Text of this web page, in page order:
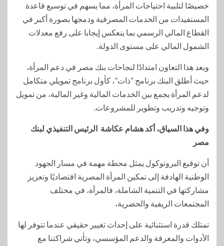
خصيصًا لتلبية احتياجات المرأة، مما يسهم في توسيع قاعدة
المستفيدات من الخدمات المصرفية ودمجها بصورة أكبر في
القطاع المالي الرسمي بما ينعكس إيجابا على رفع معدلات
الشمول المالي على مستوى الدولة.
ويعد هذا التعاون امتدادًا لنجاحات بنك مصر في دعم المرأة،
حيث أطلق البنك برنامج “ذات”، كأول برنامج تمويلي متكامل
لدعم المرأة يجمع بين الخدمات المالية وغير المالية، من تمويل
وتوجيه وتدريب وتطوير للمشروعات.
وفي هذا السياق، أكد هشام عكاشة الرئيس التنفيذي لبنك
مصر
أن توقيع البروتوكول يمثل محطة مهمة في مسار الجهود
الوطنية الهادفة إلى تمكين المرأة المصرية اقتصاديًا وتعزيز
مشاركتها في التنمية الشاملة، فالمرأة، في مختلف
المجتمعات الريفية والحضرية،
تمتلك قدرة استثنائية على إحداث تغيير حقيقي عندما تتوفر لها
الأدوات والمعرفة والدعم المؤسسي، وتأتي شراكتنا مع